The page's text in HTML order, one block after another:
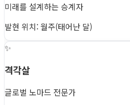
미래를 설계하는 승계자
발현 위치: 월주(태어난 달)
✨
격각살
글로벌 노마드 전문가